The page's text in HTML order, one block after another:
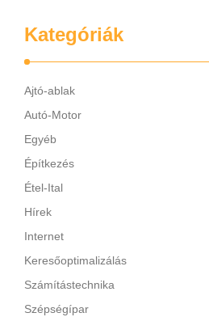
Kategóriák
Ajtó-ablak
Autó-Motor
Egyéb
Építkezés
Étel-Ital
Hírek
Internet
Keresőoptimalizálás
Számítástechnika
Szépségípar